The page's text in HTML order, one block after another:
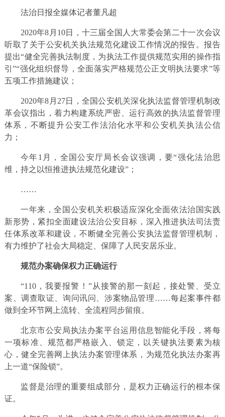
法治日报全媒体记者董凡超
2020年8月10日，十三届全国人大常委会第二十一次会议
听取了关于公安机关执法规范化建设工作情况的报告。报告
提出“健全完善执法制度，为执法工作提供规范实用的操作指
引”“强化组织督导，全面落实严格规范公正文明执法要求”等
五项工作措施建议；
2020年8月27日，全国公安机关深化执法监督管理机制改
革会议指出，着力构建系统严密、运行高效的执法监督管理
体系，不断提升公安工作法治化水平和公安机关执法公信
力；
今年1月，全国公安厅局长会议强调，要“强化法治思
维，持之以恒推进执法规范化建设”；
……
一年来，全国公安机关积极适应深化全面依法治国实践
新形势，紧扣全面建设法治公安目标，深入推进执法司法责
任体系改革和建设，不断健全完善公安执法监督管理机制，
有力维护了社会大局稳定、保障了人民安居乐业。
规范办案确保权力正确运行
“110，我要报警！”从接警的那一刻起，接处警、受立
案、调查取证、询问讯问、涉案物品管理……每起案事件都
做到全环节网上流转、全流程同步留痕。
北京市公安局执法办案平台运用信息智能化手段，将每
一项标准、规范都严格嵌入、锁定，以关键执法要素为核
心，健全完善网上执法办案管理体系，为规范化执法办案再
上一道“保险锁”。
监督是治理的重要组成部分，是权力正确运行的根本保
证。